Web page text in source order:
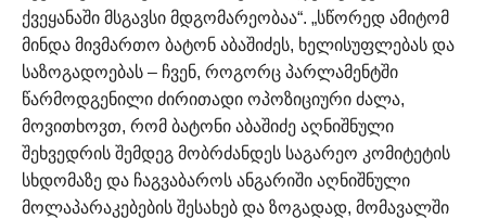
ქვეყანაში მსგავსი მდგომარეობაა“. „სწორედ ამიტომ
მინდა მივმართო ბატონ აბაშიძეს, ხელისუფლებას და
საზოგადოებას – ჩვენ, როგორც პარლამენტში
წარმოდგენილი ძირითადი ოპოზიციური ძალა,
მოვითხოვთ, რომ ბატონი აბაშიძე აღნიშნული
შეხვედრის შემდეგ მობრძანდეს საგარეო კომიტეტის
სხდომაზე და ჩაგვაბაროს ანგარიში აღნიშნული
მოლაპარაკებების შესახებ და ზოგადად, მომავალში